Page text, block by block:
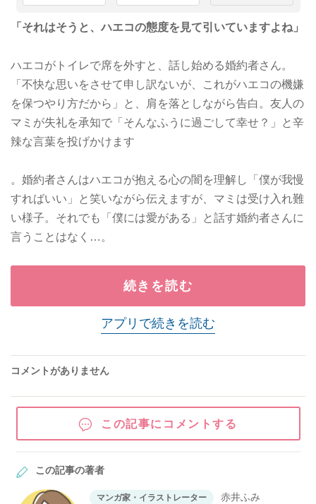
「それはそうと、ハエコの態度を見て引いていますよね」
ハエコがトイレで席を外すと、話し始める婚約者さん。
「不快な思いをさせて申し訳ないが、これがハエコの機嫌
を保つやり方だから」と、肩を落としながら告白。友人の
マミが失礼を承知で「そんなふうに過ごして幸せ？」と辛
辣な言葉を投げかけます
。婚約者さんはハエコが抱える心の闇を理解し「僕が我慢
すればいい」と笑いながら伝えますが、マミは受け入れ難
い様子。それでも「僕には愛がある」と話す婚約者さんに
言うことはなく…。
続きを読む
アプリで続きを読む
コメントがありません
この記事にコメントする
この記事の著者
マンガ家・イラストレーター 赤井ふみ